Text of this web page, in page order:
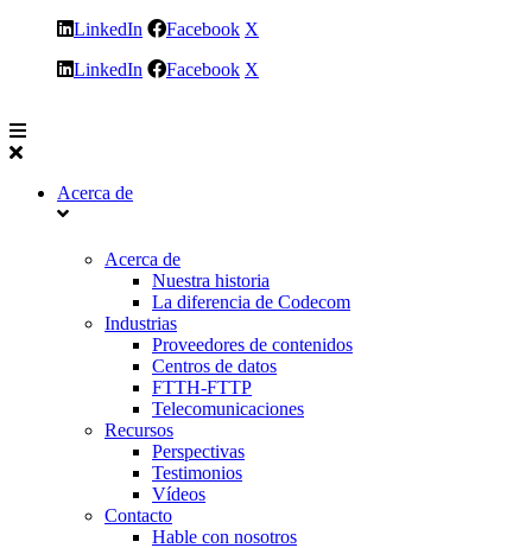
LinkedIn
Facebook X
LinkedIn
Facebook X
Acerca de
Acerca de
Nuestra historia
La diferencia de Codecom
Industrias
Proveedores de contenidos
Centros de datos
FTTH-FTTP
Telecomunicaciones
Recursos
Perspectivas
Testimonios
Vídeos
Contacto
Hable con nosotros